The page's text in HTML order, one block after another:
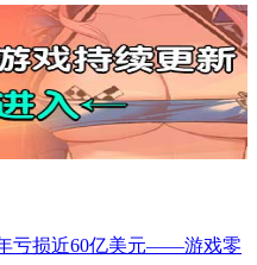
年亏损近60亿美元——游戏零